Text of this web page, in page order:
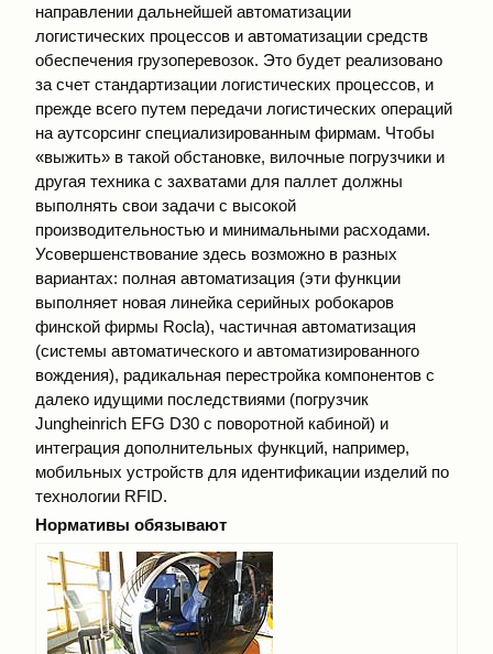
направлении дальнейшей автоматизации
логистических процессов и автоматизации средств
обеспечения грузоперевозок. Это будет реализовано
за счет стандартизации логистических процессов, и
прежде всего путем передачи логистических операций
на аутсорсинг специализированным фирмам. Чтобы
«выжить» в такой обстановке, вилочные погрузчики и
другая техника с захватами для паллет должны
выполнять свои задачи с высокой
производительностью и минимальными расходами.
Усовершенствование здесь возможно в разных
вариантах: полная автоматизация (эти функции
выполняет новая линейка серийных робокаров
финской фирмы Rocla), частичная автоматизация
(системы автоматического и автоматизированного
вождения), радикальная перестройка компонентов с
далеко идущими последствиями (погрузчик
Jungheinrich EFG D30 с поворотной кабиной) и
интеграция дополнительных функций, например,
мобильных устройств для идентификации изделий по
технологии RFID.
Нормативы обязывают